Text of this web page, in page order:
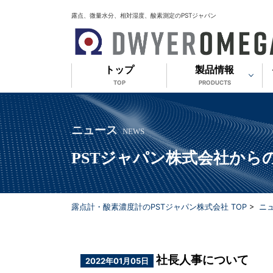
露点、微量水分、相対湿度、酸素測定のPSTジャパン
トップ
TOP
製品情報
PRODUCTS
ニュース NEWS
PSTジャパン株式会社から
露点計・酸素濃度計のPSTジャパン株式会社 TOP > ニ
2022年01月05日 社長人事について